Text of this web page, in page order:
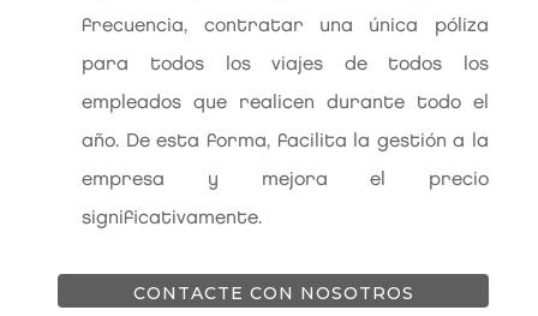
frecuencia, contratar una única póliza
para todos los viajes de todos los
empleados que realicen durante todo el
año. De esta forma, facilita la gestión a la
empresa y mejora el precio
significativamente.
CONTACTE CON NOSOTROS